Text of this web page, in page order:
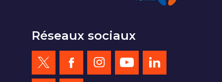
Réseaux sociaux